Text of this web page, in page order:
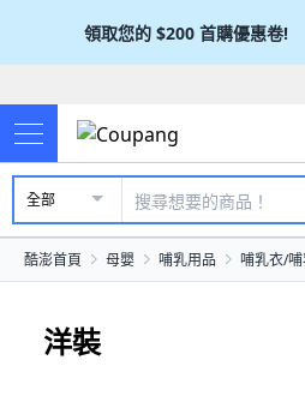
領取您的 $200 首購優惠卷!
全部
酷澎首頁 母嬰 哺乳用品 哺乳衣/
洋裝